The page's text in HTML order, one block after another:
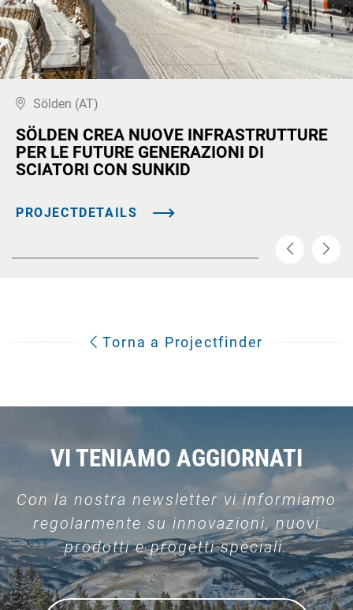
Sölden (AT)
SÖLDEN CREA NUOVE INFRASTRUTTURE
PER LE FUTURE GENERAZIONI DI
SCIATORI CON SUNKID
PROJECTDETAILS
Torna a Projectfinder
VI TENIAMO AGGIORNATI
Con la nostra newsletter vi informiamo
regolarmente su innovazioni, nuovi
prodotti e progetti speciali.